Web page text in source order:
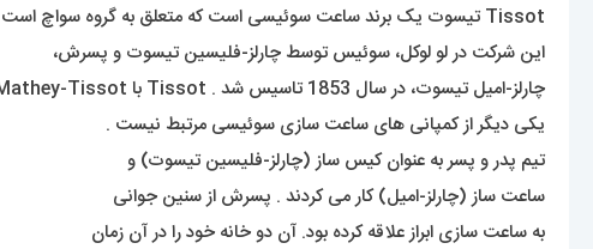
Tissot تیسوت یک برند ساعت سوئیسی است که متعلق به گروه سواچ است .
این شرکت در لو لوکل، سوئیس توسط چارلز-فلیسین تیسوت و پسرش،
چارلز-امیل تیسوت، در سال 1853 تاسیس شد . Tissot با Mathey-Tissot،
یکی دیگر از کمپانی های ساعت سازی سوئیسی مرتبط نیست .
تیم پدر و پسر به عنوان کیس ساز (چارلز-فلیسین تیسوت) و
ساعت ساز (چارلز-امیل) کار می کردند . پسرش از سنین جوانی
به ساعت سازی ابراز علاقه کرده بود. آن دو خانه خود را در آن زمان